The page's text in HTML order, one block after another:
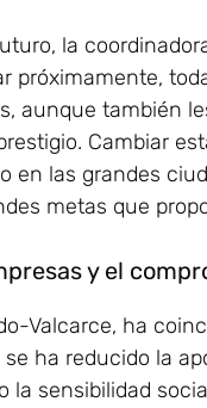
la
aunque también
Cambiar
en las grandes
metas que
y el
Valcarce, ha
ha reducido la
la sensibilidad